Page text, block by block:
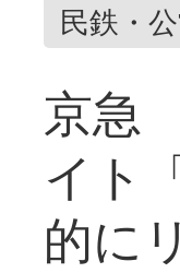
民鉄・
京急
イト
的に